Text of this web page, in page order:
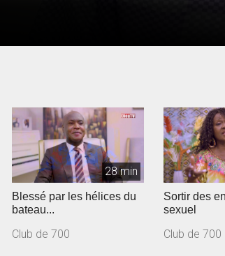
28 min
Blessé par les hélices du
bateau...
Club de 700
Sortir des
sexuel
Club de 700